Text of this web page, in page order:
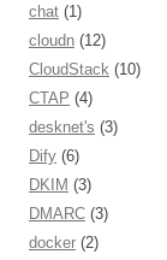
chat (1)
cloudn (12)
CloudStack (10)
CTAP (4)
desknet's (3)
Dify (6)
DKIM (3)
DMARC (3)
docker (2)